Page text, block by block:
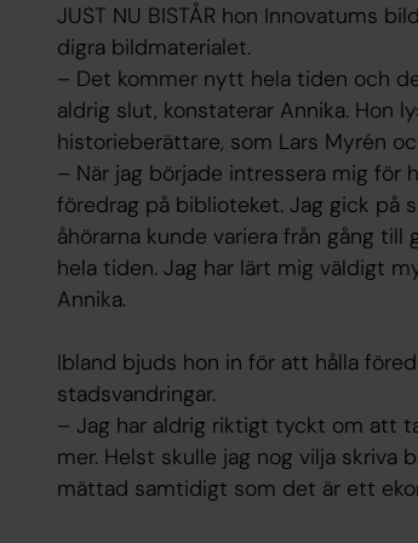
JUST NU BISTÅR hon Innovatums
digra bildmaterialet.
– Det kommer nytt hela tiden och
aldrig slut, konstaterar Annika. Hon
historieberättare, som Lars Myrén
– När jag började intressera mig för
föredrag på biblioteket. Jag gick på
åhörarna kunde variera från gång
hela tiden. Jag har lärt mig väldigt
Annika.
Ibland bjuds hon in för att hålla
stadsvandringar.
– Jag har aldrig riktigt tyckt om att
mer. Helst skulle jag nog vilja skriva
mättad samtidigt som det är ett